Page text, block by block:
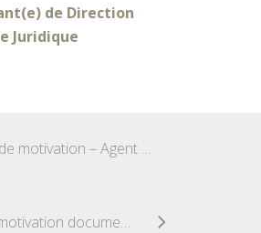
de Direction
Juridique
Lettre de motivation – Agent de voyages – Candidature spontanée
Lettre de motivation documentaliste